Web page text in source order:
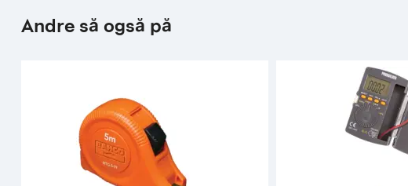
Andre så også på